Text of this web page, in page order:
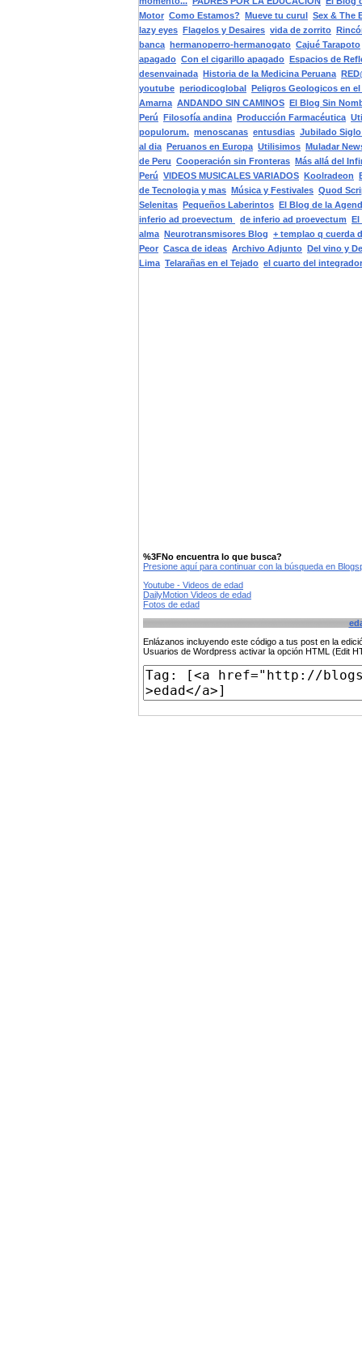
Motor Como Estamos? Mueve tu curul Sex & The
lazy eyes Flagelos y Desaires vida de zorrito
banca hermanoperro-hermanogato Cajué Tarapoto
apagado Con el cigarillo apagado Espacios de
desenvainada Historia de la Medicina Peruana
youtube periodicoglobal Peligros Geologicos en el
Amarna ANDANDO SIN CAMINOS El Blog Sin
Perú Filosofía andina Producción Farmacéutica
populorum. menoscanas entusdias Jubilado Siglo
al dia Peruanos en Europa Utilisimos Muladar
de Peru Cooperación sin Fronteras Más allá del
Perú VIDEOS MUSICALES VARIADOS Koolradeon
de Tecnologia y mas Música y Festivales Quod
Selenitas Pequeños Laberintos El Blog de la
inferio ad proevectum
de inferio ad proevectum El
alma Neurotransmisores Blog + templao q cuerda
Peor Casca de ideas Archivo Adjunto Del vino y
Lima Telarañas en el Tejado el cuarto del integrador
%3FNo encuentra lo que busca?
Presione aquí para continuar con la búsqueda en
Youtube - Videos de edad
DailyMotion Videos de edad
Fotos de edad
Enlázanos incluyendo este código a tus post en la
Usuarios de Wordpress activar la opción HTML (Edit